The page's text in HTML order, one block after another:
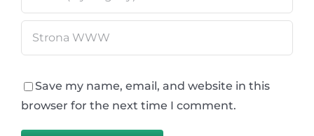
Save my name, email, and website in this
browser for the next time I comment.